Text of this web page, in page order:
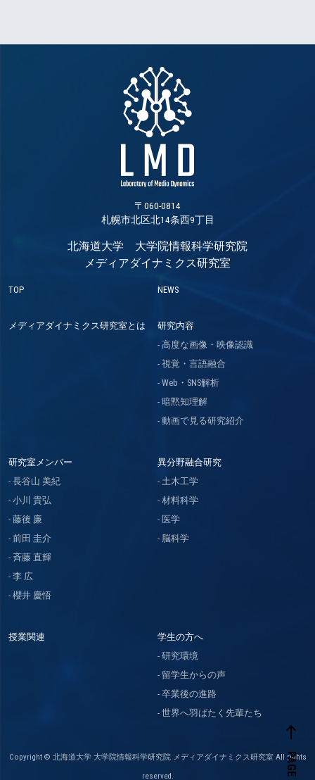
west
〒060-0814
札幌市北区北14条西9丁目
北海道大学 大学院情報科学研究院
メディアダイナミクス研究室
TOP NEWS
メディアダイナミクス研究室とは
研究内容
高度な画像・映像認識
視覚・言語融合
Web・SNS解析
暗黙知理解
動画で見る研究紹介
研究室メンバー
長谷山 美紀
小川 貴弘
藤後 廉
前田 圭介
斉藤 直輝
李 広
櫻井 慶悟
異分野融合研究
土木工学
材料科学
医学
脳科学
授業関連
学生の方へ
研究環境
留学生からの声
卒業後の進路
世界へ羽ばたく先輩たち
Copyright © 北海道大学 大学院情報科学研究院 メディアダイナミクス研究室 All rights
reserved.